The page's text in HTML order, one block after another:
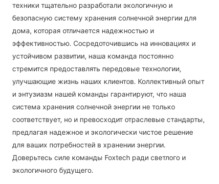
техники тщательно разработали экологичную и
безопасную систему хранения солнечной энергии для
дома, которая отличается надежностью и
эффективностью. Сосредоточившись на инновациях и
устойчивом развитии, наша команда постоянно
стремится предоставлять передовые технологии,
улучшающие жизнь наших клиентов. Коллективный опыт
и энтузиазм нашей команды гарантируют, что наша
система хранения солнечной энергии не только
соответствует, но и превосходит отраслевые стандарты,
предлагая надежное и экологически чистое решение
для ваших потребностей в хранении энергии.
Доверьтесь силе команды Foxtech ради светлого и
экологичного будущего.